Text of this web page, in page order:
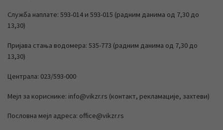
Служба наплате: 593-014 и 593-015 (радним данима од 7,30 до
13,30)
Пријава стања водомера: 535-773 (радним данима од 7,30 до
13,30)
Централа: 023/593-000
Мејл за кориснике: info@vikzr.rs (контакт, рекламације, захтеви)
Пословна мејл адреса: office@vikzr.rs